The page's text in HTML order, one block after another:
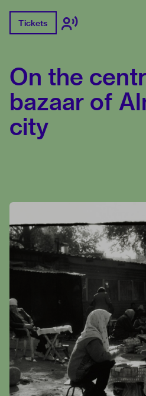
Tickets
On the
bazaar of
city